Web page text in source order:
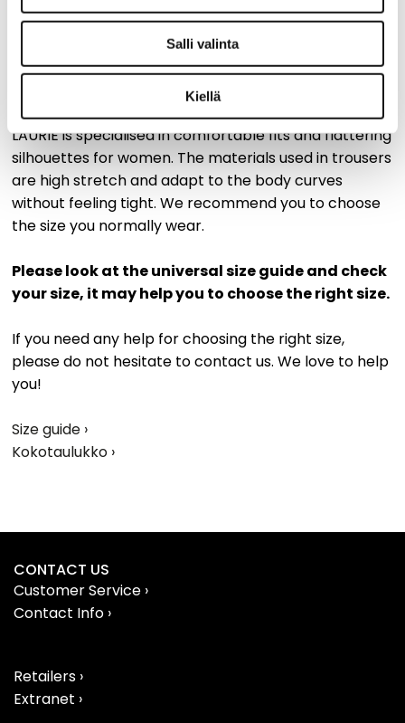
Salli valinta
Kiellä
Gentle wash at 40°C. Do not tumble dry. Wash and
iron inside out. Ironing in low temperature, max. 110°C.
Measurements
LAURIE is specialised in comfortable fits and flattering
silhouettes for women. The materials used in trousers
are high stretch and adapt to the body curves
without feeling tight. We recommend you to choose
the size you normally wear.
Please look at the universal size guide and check
your size, it may help you to choose the right size.
If you need any help for choosing the right size,
please do not hesitate to contact us. We love to help
you!
Size guide ›
Kokotaulukko ›
CONTACT US
Customer Service ›
Contact Info ›
Retailers ›
Extranet ›